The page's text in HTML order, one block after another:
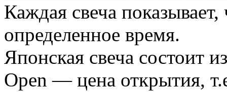
Каждая свеча
определенное время.
Японская свеча состоит
Open — цена открытия,